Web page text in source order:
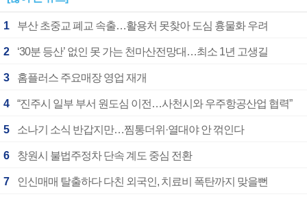
1 부산 초중교 폐교 속출…활용처 못찾아 도심 흉물화 우려
2 ‘30분 등산’ 없인 못 가는 천마산전망대…최소 1년 고생길
3 홈플러스 주요매장 영업 재개
4 “진주시 일부 부서 원도심 이전…사천시와 우주항공산업 협력”
5 소나기 소식 반갑지만…찜통더위·열대야 안 꺾인다
6 창원시 불법주정차 단속 계도 중심 전환
7 인신매매 탈출하다 다친 외국인, 치료비 폭탄까지 맞을뻔